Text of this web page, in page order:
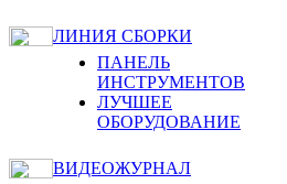
ЛИНИЯ СБОРКИ
ПАНЕЛЬ
ИНСТРУМЕНТОВ
ЛУЧШЕЕ
ОБОРУДОВАНИЕ
ВИДЕОЖУРНАЛ